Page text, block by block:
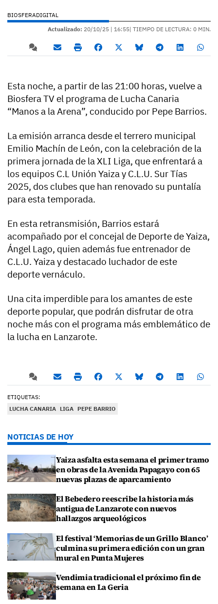
BIOSFERADIGITAL
Actualizado: 20/10/25 | 16:55| TIEMPO DE LECTURA: 0 MIN.
Esta noche, a partir de las 21:00 horas, vuelve a
Biosfera TV el programa de Lucha Canaria
“Manos a la Arena”, conducido por Pepe Barrios.
La emisión arranca desde el terrero municipal
Emilio Machín de León, con la celebración de la
primera jornada de la XLI Liga, que enfrentará a
los equipos C.L Unión Yaiza y C.L.U. Sur Tías
2025, dos clubes que han renovado su puntalía
para esta temporada.
En esta retransmisión, Barrios estará
acompañado por el concejal de Deporte de Yaiza,
Ángel Lago, quien además fue entrenador de
C.L.U. Yaiza y destacado luchador de este
deporte vernáculo.
Una cita imperdible para los amantes de este
deporte popular, que podrán disfrutar de otra
noche más con el programa más emblemático de
la lucha en Lanzarote.
ETIQUETAS:
LUCHA CANARIA LIGA PEPE BARRIO
NOTICIAS DE HOY
Yaiza asfalta esta semana el primer tramo
en obras de la Avenida Papagayo con 65
nuevas plazas de aparcamiento
El Bebedero reescribe la historia más
antigua de Lanzarote con nuevos
hallazgos arqueológicos
El festival ‘Memorias de un Grillo Blanco’
culmina su primera edición con un gran
mural en Punta Mujeres
Vendimia tradicional el próximo fin de
semana en La Geria